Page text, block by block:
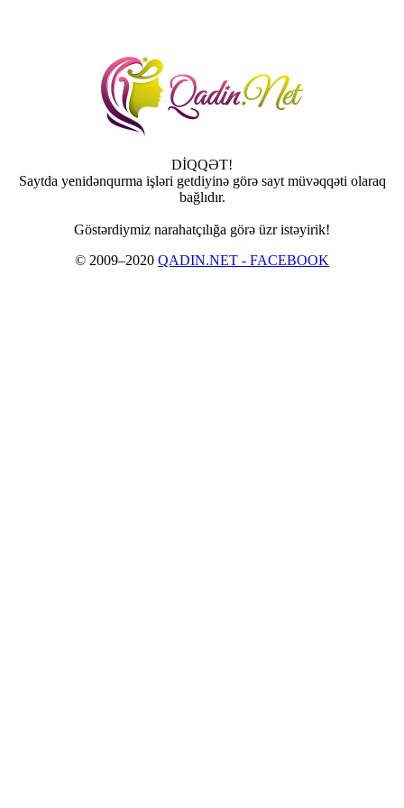
DİQQƏT!
Saytda yenidənqurma işləri getdiyinə görə sayt müvəqqəti olaraq
bağlıdır.
Göstərdiymiz narahatçılığa görə üzr istəyirik!
© 2009–2020 QADIN.NET - FACEBOOK